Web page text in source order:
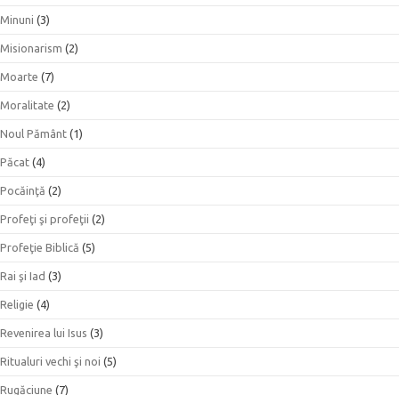
Minuni (3)
Misionarism (2)
Moarte (7)
Moralitate (2)
Noul Pământ (1)
Păcat (4)
Pocăinţă (2)
Profeţi şi profeţii (2)
Profeţie Biblică (5)
Rai şi Iad (3)
Religie (4)
Revenirea lui Isus (3)
Ritualuri vechi şi noi (5)
Rugăciune (7)